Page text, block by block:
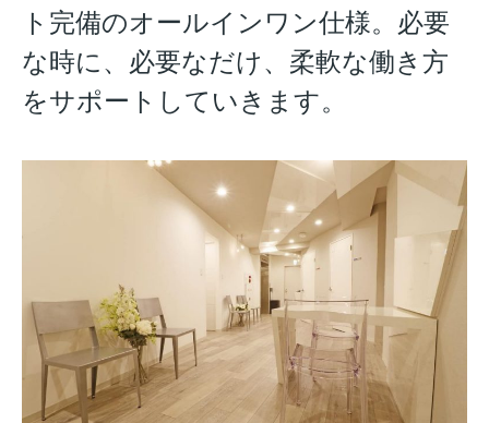
ト完備のオールインワン仕様。必要
な時に、必要なだけ、柔軟な働き方
をサポートしていきます。